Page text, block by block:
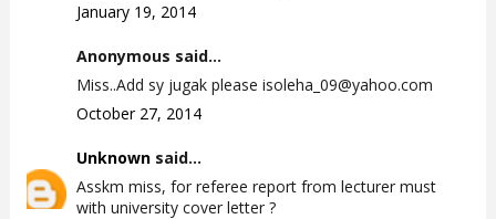
January 19, 2014
Anonymous said...
Miss..Add sy jugak please isoleha_09@yahoo.com
October 27, 2014
Unknownsaid...
Asskm miss, for referee report from lecturer must
with university cover letter ?